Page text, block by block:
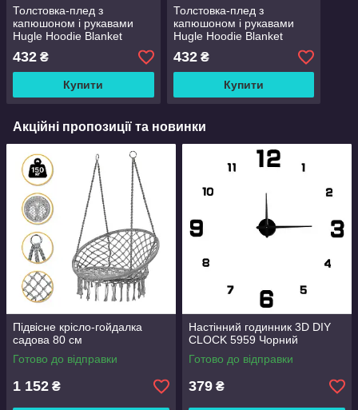
Толстовка-плед з
капюшоном і рукавами
Hugle Hoodie Blanket
рукавами капюшоном
432 ₴
Купити
Толстовка-плед з
капюшоном і рукавами
Hugle Hoodie Blanket
худі з рукавами
капюшоном
432₴
Купити
Акційні пропозиції та новинки
Підвісне крісло-гойдалка
садова 80 см
Готово до відправки
1 152 ₴
Настінний годинник 3D DIY
CLOCK 5959 Чорний
Готово до відправки
379 ₴